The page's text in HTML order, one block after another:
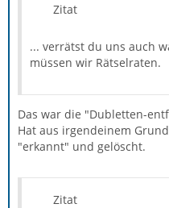
Zitat
... verrätst du uns auch
müssen wir Rätselraten.
Das war die "Dubletten-
Hat aus irgendeinem
"erkannt" und gelöscht.
Zitat